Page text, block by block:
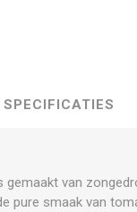
SPECIFICATIES
gemaakt van
pure smaak van